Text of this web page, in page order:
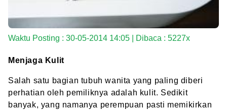
Waktu Posting : 30-05-2014 14:05 | Dibaca : 5227x
Menjaga Kulit
Salah satu bagian tubuh wanita yang paling diberi
perhatian oleh pemiliknya adalah kulit. Sedikit
banyak, yang namanya perempuan pasti memikirkan